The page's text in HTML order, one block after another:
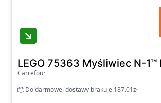
LEGO 75363 Myśliwiec N-
Carrefour
Do darmowej dostawy brakuje 187.01zł